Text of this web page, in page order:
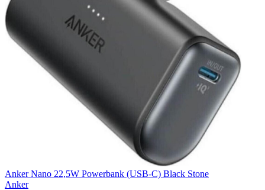
Anker Nano 22,5W Powerbank (USB-C) Black Stone
Anker